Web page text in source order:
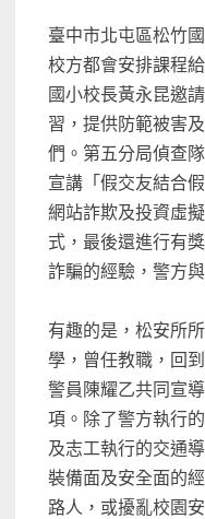
臺中市北屯區松竹
校方都會安排課程
國小校長黃永昆邀
習，提供防範被害
們。第五分局偵查
宣講「假交友結合
網站詐欺及投資虛
式，最後還進行有
詐騙的經驗，警方
有趣的是，松安所
學，曾任教職，回
警員陳耀乙共同宣
項。除了警方執行
及志工執行的交通
裝備面及安全面的
路人，或擾亂校園